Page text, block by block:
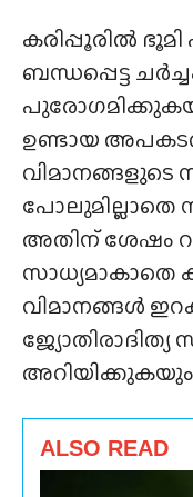
കരിപ്പൂരിൽ
ബന്ധപ്പെട്ട
ഉണ്ടായ
വിമാനങ്ങളുടെ
പോലുമില്ലാതെ
അതിന് ശേഷം
സാധ്യമാകാതെ
വിമാനങ്ങൾ
ജ്യോതിരാദിത്യ
ALSO READ